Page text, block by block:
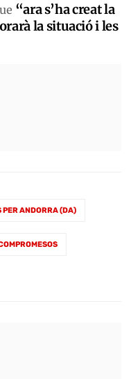
“ara s’ha creat la
la situació i les
PER ANDORRA (DA)